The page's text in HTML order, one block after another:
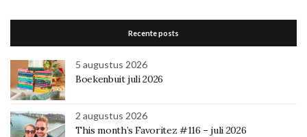
Recente posts
5 augustus 2026
Boekenbuit juli 2026
2 augustus 2026
This month’s Favoritez #116 – juli 2026